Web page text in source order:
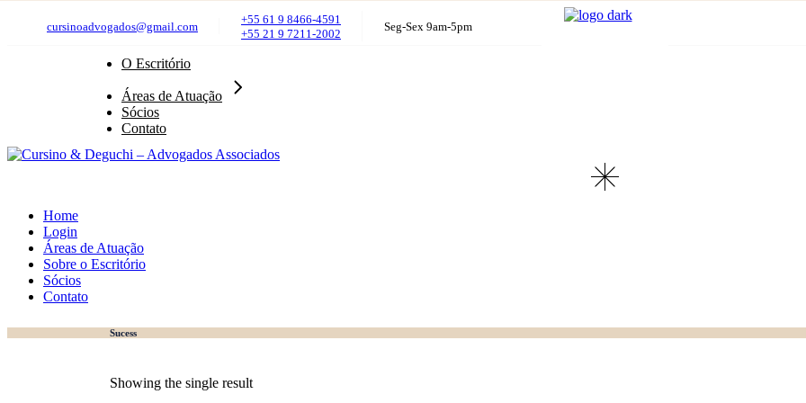
cursinoadvogados@gmail.com
+55 61 9 8466-4591
+55 21 9 7211-2002
Seg-Sex 9am-5pm
O Escritório
Áreas de Atuação
Sócios
Contato
Aduaneiro
Contencioso Administrativo e Judicial
Digital & Propriedade Intelectual
Família & Planejamento Sucessório
Imobiliário e Condominial
Internacional
Home
Login
Áreas de Atuação
Sobre o Escritório
Sócios
Contato
Sucess
Showing the single result